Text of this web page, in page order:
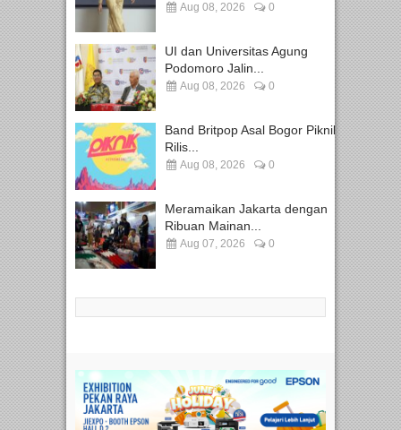
Aug 08, 2026 0
UI dan Universitas Agung
Podomoro Jalin...
Aug 08, 2026 0
Band Britpop Asal Bogor Piknik
Rilis...
Aug 08, 2026 0
Meramaikan Jakarta dengan
Ribuan Mainan...
Aug 07, 2026 0